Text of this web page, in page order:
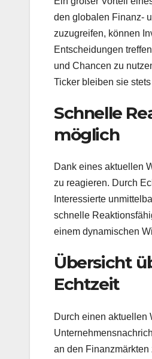
den globalen Finanz-
zuzugreifen, können
Entscheidungen
und Chancen zu
Ticker bleiben sie
Schnelle
möglich
Dank eines aktuellen
zu reagieren. Durch
Interessierte
schnelle
einem dynamischen
Übersicht
Echtzeit
Durch einen aktuellen
an den